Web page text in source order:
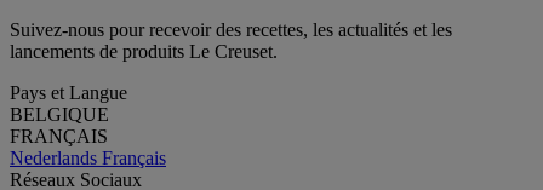
Suivez-nous pour recevoir des recettes, les actualités et les
lancements de produits Le Creuset.
Pays et Langue
BELGIQUE
FRANÇAIS
Nederlands Français
Réseaux Sociaux